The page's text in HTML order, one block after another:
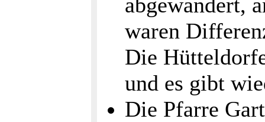
waren
Die
und es gibt
Die Pfarre